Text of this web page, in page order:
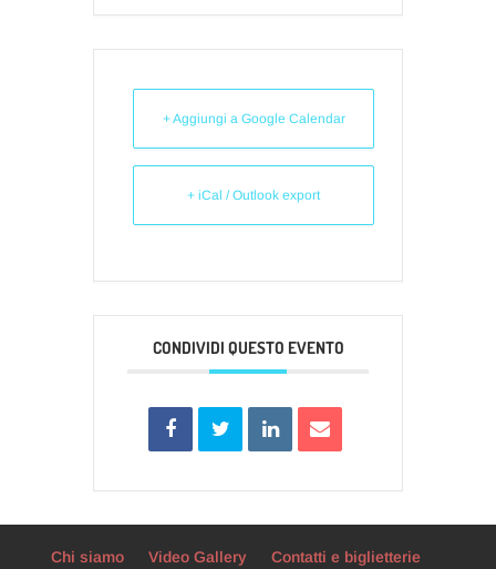
+ Aggiungi a Google Calendar
+ iCal / Outlook export
CONDIVIDI QUESTO EVENTO
Chi siamo Video Gallery Contatti e biglietterie